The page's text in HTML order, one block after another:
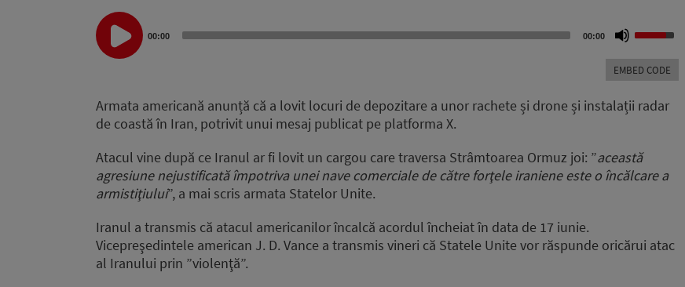
Audio
Player
00:00 00:00
Up/Down
keys
increase
volume.
EMBED CODE
Armata americană anunță că a lovit locuri de depozitare a unor rachete și drone și instalații radar
de coastă în Iran, potrivit unui mesaj publicat pe platforma X.
Atacul vine după ce Iranul ar fi lovit un cargou care traversa Strâmtoarea Ormuz joi: ”această
agresiune nejustificată împotriva unei nave comerciale de către forţele iraniene este o încălcare a
armistiţiului”, a mai scris armata Statelor Unite.
Iranul a transmis că atacul americanilor încalcă acordul încheiat în data de 17 iunie.
Vicepreşedintele american J. D. Vance a transmis vineri că Statele Unite vor răspunde oricărui atac
al Iranului prin ”violenţă”.